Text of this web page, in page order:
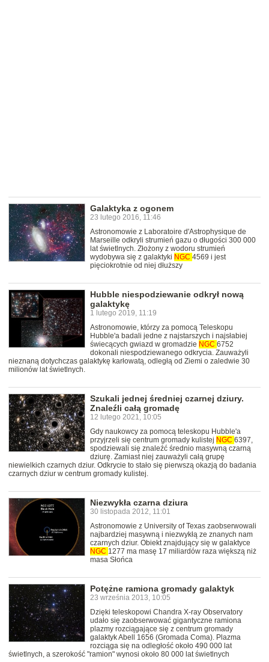
Galaktyka z ogonem
23 lutego 2016, 11:46
Astronomowie z Laboratoire d'Astrophysique de
Marseille odkryli strumień gazu o długości 300 000
lat świetlnych. Złożony z wodoru strumień
wydobywa się z galaktyki NGC 4569 i jest
pięciokrotnie od niej dłuższy
Hubble niespodziewanie odkrył nową
galaktykę
1 lutego 2019, 11:19
Astronomowie, którzy za pomocą Teleskopu
Hubble'a badali jedne z najstarszych i najsłabiej
świecących gwiazd w gromadzie NGC 6752
dokonali niespodziewanego odkrycia. Zauważyli
nieznaną dotychczas galaktykę karłowatą, odległą od Ziemi o zaledwie 30
milionów lat świetlnych.
Szukali jednej średniej czarnej dziury.
Znaleźli całą gromadę
12 lutego 2021, 10:05
Gdy naukowcy za pomocą teleskopu Hubble'a
przyjrzeli się centrum gromady kulistej NGC 6397,
spodziewali się znaleźć średnio masywną czarną
dziurę. Zamiast niej zauważyli całą grupę
niewielkich czarnych dziur. Odkrycie to stało się pierwszą okazją do badania
czarnych dziur w centrum gromady kulistej.
Niezwykła czarna dziura
30 listopada 2012, 11:01
Astronomowie z University of Texas zaobserwowali
najbardziej masywną i niezwykłą ze znanych nam
czarnych dziur. Obiekt znajdujący się w galaktyce
NGC 1277 ma masę 17 miliardów raza większą niż
masa Słońca
Potężne ramiona gromady galaktyk
23 września 2013, 10:05
Dzięki teleskopowi Chandra X-ray Observatory
udało się zaobserwować gigantyczne ramiona
plazmy rozciągające się z centrum gromady
galaktyk Abell 1656 (Gromada Coma). Plazma
rozciąga się na odległość około 490 000 lat
świetlnych, a szerokość "ramion" wynosi około 80 000 lat świetlnych